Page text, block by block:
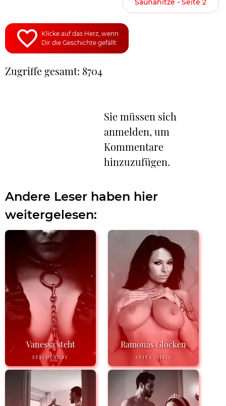
Saunahitze - Seite 2
Klicke auf das Herz, wenn
Dir die Geschichte gefällt
Zugriffe gesamt: 8704
Sie müssen sich
anmelden, um
Kommentare
hinzuzufügen.
Andere Leser haben hier
weitergelesen:
Vanessa steht
STAYHUNGRY
Ramonas Glocken
ANITA ISIRIS